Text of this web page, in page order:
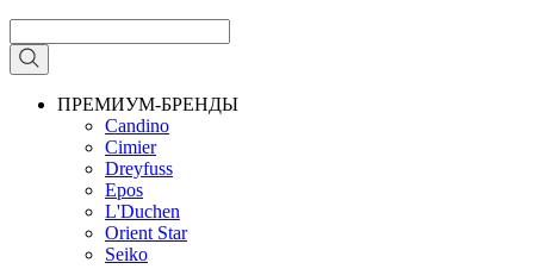
ПРЕМИУМ-БРЕНДЫ
Candino
Cimier
Dreyfuss
Epos
L'Duchen
Orient Star
Seiko